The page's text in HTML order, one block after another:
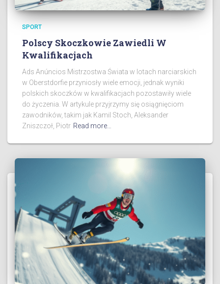
SPORT
Polscy Skoczkowie Zawiedli W
Kwalifikacjach
Ads Anúncios Mistrzostwa Świata w lotach narciarskich
w Oberstdorfie przyniosły wiele emocji, jednak wyniki
polskich skoczków w kwalifikacjach pozostawiły wiele
do życzenia. W artykule przyjrzymy się osiągnięciom
zawodników, takim jak Kamil Stoch, Aleksander
Zniszczoł, Piotr Read more…